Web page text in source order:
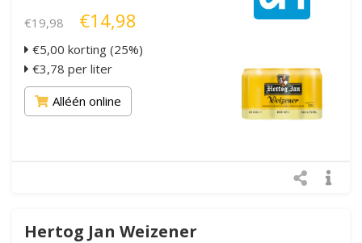
€19,98 €14,98
€5,00 korting (25%)
€3,78 per liter
Alléén online
Hertog Jan Weizener